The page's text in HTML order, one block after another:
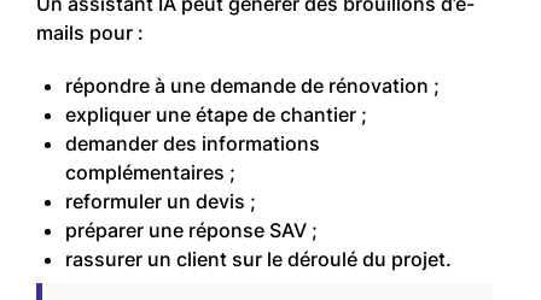
mails pour :
répondre à une demande de rénovation ;
expliquer une étape de chantier ;
demander des informations
complémentaires ;
reformuler un devis ;
préparer une réponse SAV ;
rassurer un client sur le déroulé du projet.